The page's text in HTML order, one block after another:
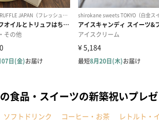
食品・スイーツの新築祝いプレ
ソフトドリンク コーヒー・お茶 レトルト・